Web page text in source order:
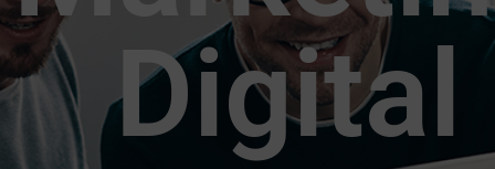
Digital